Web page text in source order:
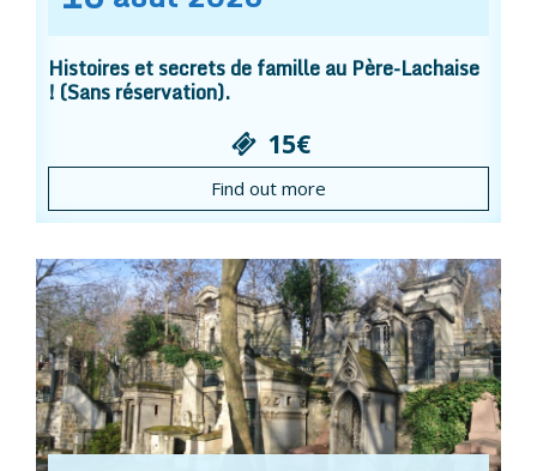
Histoires et secrets de famille au Père-Lachaise
! (Sans réservation).
15€
Find out more